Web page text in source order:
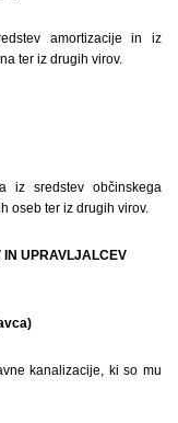
amortizacije in iz
ter iz drugih virov.
iz sredstev občinskega
oseb ter iz drugih virov.
IN UPRAVLJALCEV
kanalizacije, ki so mu